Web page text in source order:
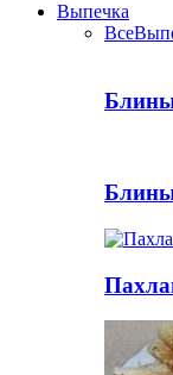
Выпечка
Все
Блины